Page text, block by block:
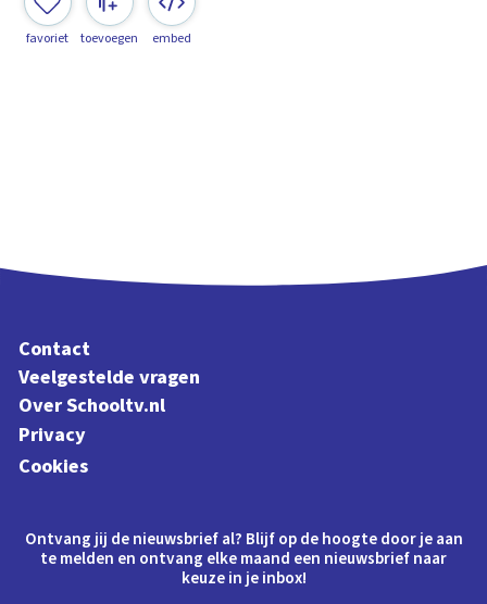
favoriet toevoegen embed
Contact
Veelgestelde vragen
Over Schooltv.nl
Privacy
Cookies
Ontvang jij de nieuwsbrief al? Blijf op de hoogte door je aan
te melden en ontvang elke maand een nieuwsbrief naar
keuze in je inbox!